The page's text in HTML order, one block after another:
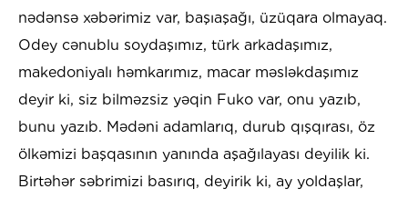
nədənsə xəbərimiz var, başıaşağı, üzüqara olmayaq.
Odey cənublu soydaşımız, türk arkadaşımız,
makedoniyalı həmkarımız, macar məsləkdaşımız
deyir ki, siz bilməzsiz yəqin Fuko var, onu yazıb,
bunu yazıb. Mədəni adamlarıq, durub qışqırası, öz
ölkəmizi başqasının yanında aşağılayası deyilik ki.
Birtəhər səbrimizi basırıq, deyirik ki, ay yoldaşlar,